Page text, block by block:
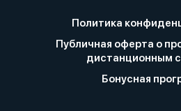
Политика
Публичная оферта о
дистанционным
Бонусная